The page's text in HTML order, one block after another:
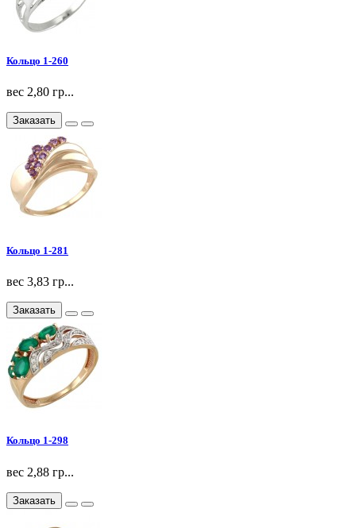
Кольцо 1-260
вес 2,80 гр...
Заказать
Кольцо 1-281
вес 3,83 гр...
Заказать
Кольцо 1-298
вес 2,88 гр...
Заказать